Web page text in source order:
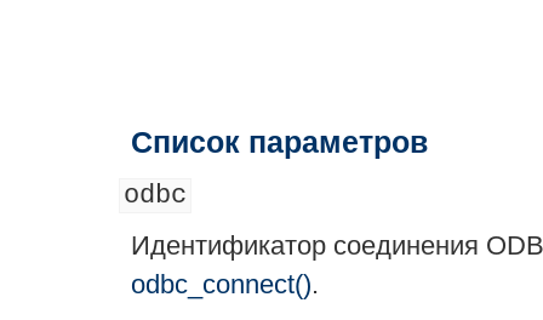
Список параметров
odbc
Идентификатор соединения
odbc_connect().